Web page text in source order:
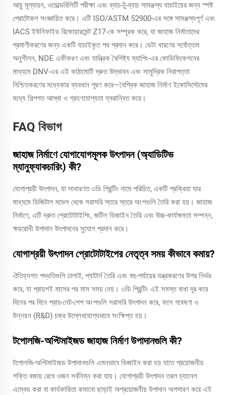
আয়ু মূল্যায়ন, ওয়েল্ডেবিলিটি পরীক্ষা এবং ব্যাচ-টু-ব্যাচ সামঞ্জস্য যাচাইয়ের জন্য স্পষ্ট
প্রোটোকল সংজ্ঞায়িত করে। এটি ISO/ASTM 52900-এর সঙ্গে সামঞ্জস্যপূর্ণ এবং
IACS ইউনিফাইড রিকোয়ারমেন্ট Z17-কে সম্পূরক করে, যা জাহাজ নির্মাতাদের
প্রমাণীকরণের জন্য একটি যাচাইকৃত পথ প্রদান করে। ডেটা ধারণের সর্বোত্তম
অনুশীলন, NDE একীকরণ এবং যান্ত্রিক বৈশিষ্ট্য ম্যাপিং-এর কোডিফিকেশনের
মাধ্যমে DNV-এর এই কাঠামোটি দ্রুত উদ্ভাবন এবং সামুদ্রিক নিরাপত্তা
নিশ্চিতকরণের মধ্যেকার ব্যবধান পূরণ করে—বৈশ্বিক জাহাজ নির্মাণ ইকোসিস্টেমের
মধ্যে শিল্পগত আস্থা ও গ্রহণযোগ্যতা ত্বরান্বিত করে।
FAQ বিভাগ
জাহাজ নির্মাণে যোগাযোগমূলক উৎপাদন (অ্যাডিটিভ
ম্যানুফ্যাকচারিং) কী?
যোগাশ্রয়ী উৎপাদন, যা সাধারণত ৩ডি প্রিন্টিং নামে পরিচিত, একটি প্রক্রিয়া যার
মাধ্যমে ডিজিটাল মডেল থেকে সরাসরি স্তরে স্তরে অংশগুলি তৈরি করা হয়। জাহাজ
নির্মাণে, এটি দ্রুত প্রোটোটাইপিং, জটিল ডিজাইন তৈরি এবং উচ্চ-কার্যক্ষমতা সম্পন্ন,
ক্ষয়রোধী উপাদান উৎপাদনের সুযোগ প্রদান করে।
যোগাশ্রয়ী উৎপাদন প্রোটোটাইপের নেতৃত্ব সময় কীভাবে কমায়?
ঐতিহ্যগত পদ্ধতিগুলি ঢালাই, প্যাটার্ন তৈরি এবং বহু-পর্যায়ের যন্ত্রকরণের উপর নির্ভর
করে, যা প্রায়শই মাসের পর মাস সময় নেয়। ৩ডি প্রিন্টিং এই সমস্ত বাধা দূর করে
দিনের পর দিনে প্রায়-নেট-শেপ অংশগুলি সরাসরি উৎপাদন করে, ফলে গবেষণা ও
উন্নয়ন (R&D) চক্র উল্লেখযোগ্যভাবে সংক্ষিপ্ত হয়।
টপোলজি-অপ্টিমাইজড জাহাজ নির্মাণ উপাদানগুলি কী?
টপোলজি-অপ্টিমাইজড উপাদানগুলি এমনভাবে ডিজাইন করা হয় যাতে প্রয়োজনীয়
শক্তি বজায় রেখে ওজন সর্বনিম্ন করা যায়। যোগাশ্রয়ী উৎপাদন তরল চ্যানেল
এম্বেড করা বা কার্যকারিতা কমানো ছাড়াই অপ্রয়োজনীয় উপাদান অপসারণ করে এই